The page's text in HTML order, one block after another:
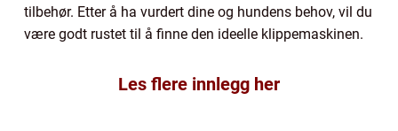
tilbehør. Etter å ha vurdert dine og hundens behov, vil du
være godt rustet til å finne den ideelle klippemaskinen.
Les flere innlegg her